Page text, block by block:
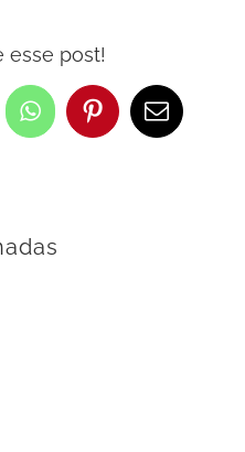
esse post!
WhatsApp
Pinterest
E-
mail